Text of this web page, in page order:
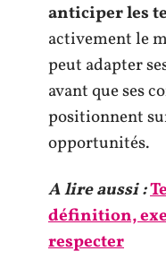
anticiper les
activement le
peut adapter
avant que ses
positionnent
opportunités.
A lire aussi :
définition,
respecter